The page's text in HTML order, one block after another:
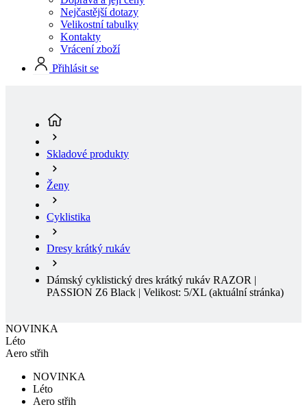
Přihlásit se
Ženy
Cyklistika
Dresy krátký rukáv
Dámský cyklistický dres krátký rukáv RAZOR |
PASSION Z6 Black | Velikost: 5/XL
NOVINKA
Aero střih
Léto
Doručení zdarma